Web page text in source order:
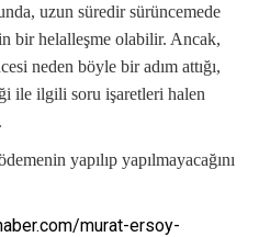
uzun süredir sürüncemede
bir helalleşme olabilir. Ancak,
neden böyle bir adım attığı,
ile ilgili soru işaretleri halen
yapılıp yapılmayacağını
murat-ersoy-